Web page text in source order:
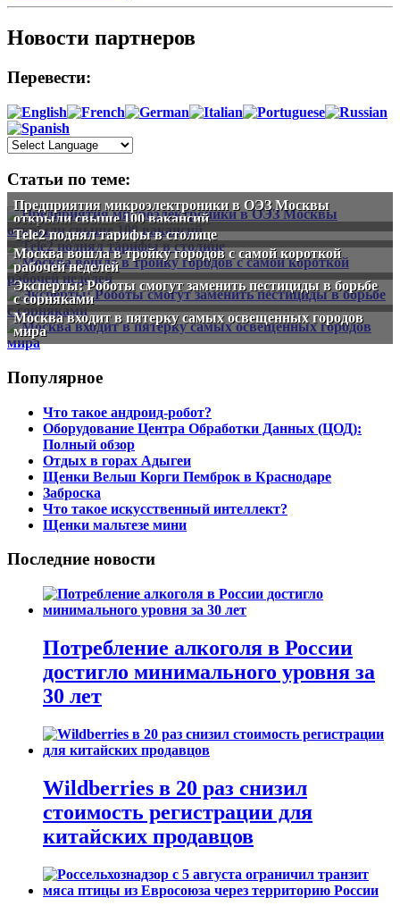
Новости партнеров
Перевести:
Статьи по теме:
Предприятия микроэлектроники в ОЭЗ Москвы
открыли свыше 100 вакансий
Tele2 поднял тарифы в столице
Москва вошла в тройку городов с самой короткой
рабочей неделей
Эксперты: Роботы смогут заменить пестициды в борьбе
с сорняками
Москва входит в пятерку самых освещенных городов
мира
Популярное
Что такое андроид-робот?
Оборудование Центра Обработки Данных (ЦОД):
Полный обзор
Отдых в горах Адыгеи
Щенки Вельш Корги Пемброк в Краснодаре
Заброска
Что такое искусственный интеллект?
Щенки мальтезе мини
Последние новости
Потребление алкоголя в России
достигло минимального уровня за
30 лет
Wildberries в 20 раз снизил
стоимость регистрации для
китайских продавцов